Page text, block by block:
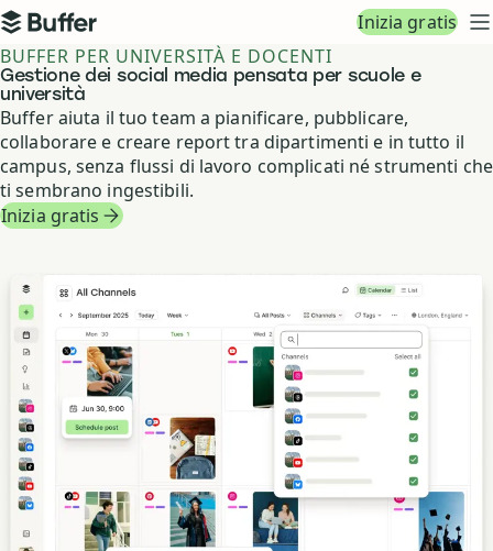
Navigazione principale
Buffer
Inizia gratis
BUFFER PER UNIVERSITÀ E DOCENTI
Gestione dei social media pensata per scuole e
università
Buffer aiuta il tuo team a pianificare, pubblicare,
collaborare e creare report tra dipartimenti e in tutto il
campus, senza flussi di lavoro complicati né strumenti che
ti sembrano ingestibili.
Inizia gratis